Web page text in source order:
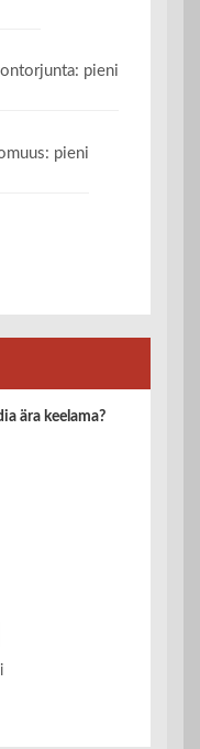
pieni
pieni
ära keelama?